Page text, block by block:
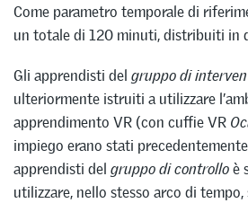
Come parametro temporale di
un totale di 120 minuti, distribuiti in
Gli apprendisti del gruppo di
ulteriormente istruiti a utilizzare
apprendimento VR (con cuffie VR
impiego erano stati
apprendisti del gruppo di controlloè
utilizzare, nello stesso arco di